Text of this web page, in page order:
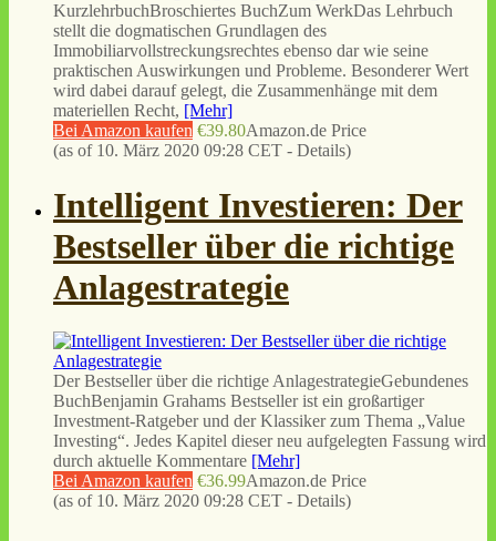
KurzlehrbuchBroschiertes BuchZum WerkDas Lehrbuch
stellt die dogmatischen Grundlagen des
Immobiliarvollstreckungsrechtes ebenso dar wie seine
praktischen Auswirkungen und Probleme. Besonderer Wert
wird dabei darauf gelegt, die Zusammenhänge mit dem
materiellen Recht, [Mehr]
Bei Amazon kaufen €39.80Amazon.de Price
(as of 10. März 2020 09:28 CET - Details)
Intelligent Investieren: Der
Bestseller über die richtige
Anlagestrategie
Der Bestseller über die richtige AnlagestrategieGebundenes
BuchBenjamin Grahams Bestseller ist ein großartiger
Investment-Ratgeber und der Klassiker zum Thema „Value
Investing“. Jedes Kapitel dieser neu aufgelegten Fassung wird
durch aktuelle Kommentare [Mehr]
Bei Amazon kaufen €36.99Amazon.de Price
(as of 10. März 2020 09:28 CET - Details)